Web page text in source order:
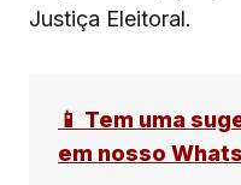
Justiça Eleitoral.
📱 Tem uma
em nosso